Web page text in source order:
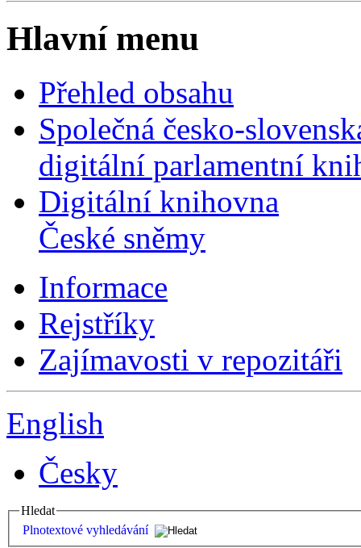
Hlavní menu
Přehled obsahu
Společná česko-
digitální parlamentní
Digitální knihovna
České sněmy
Informace
Rejstříky
Zajímavosti v repozitáři
English
Česky
Hledat
Plnotextové vyhledávání